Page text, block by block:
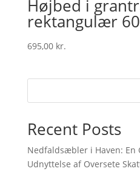
Højbed i
rektangulær
695,00 kr.
Recent Posts
Nedfaldsæbler i Haven: En
Udnyttelse af Oversete